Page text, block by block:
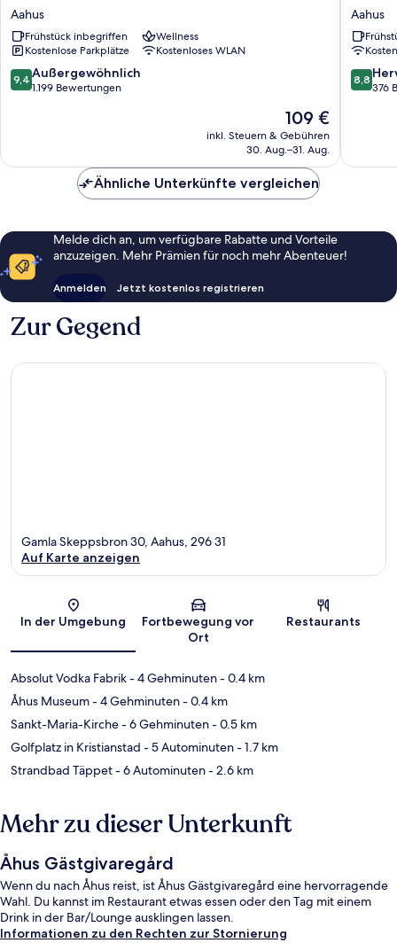
Seaside
Aahus
Aahus
Frühstück inbegriffen
Wellness
Kostenlose Parkplätze
Kostenloses WLAN
9.4
von
9,4 Außergewöhnlich
1.199 Bewertungen
Der
Preis
beträgt
109 €
inkl. Steuern & Gebühren
30. Aug.–31. Aug.
Briggen
i
Åhus
Aahus
Aahus
8.8
von
8,8
376
Ähnliche Unterkünfte vergleichen
Melde dich an, um verfügbare Rabatte und Vorteile
anzuzeigen. Mehr Prämien für noch mehr Abenteuer!
Anmelden Jetzt kostenlos registrieren
Zur Gegend
Karte
Gamla Skeppsbron 30, Aahus, 296 31
Auf Karte anzeigen
In der Umgebung
Fortbewegung vor
Ort
Restaurants
Absolut Vodka Fabrik- 4 Gehminuten- 0.4 km
Åhus Museum- 4 Gehminuten- 0.4 km
Sankt-Maria-Kirche- 6 Gehminuten- 0.5 km
Golfplatz in Kristianstad - 5 Autominuten- 1.7 km
Strandbad Täppet- 6 Autominuten- 2.6 km
Mehr zu dieser Unterkunft
Åhus Gästgivaregård
Wenn du nach Åhus reist, ist Åhus Gästgivaregård eine hervorragende
Wahl. Du kannst im Restaurant etwas essen oder den Tag mit einem
Drink in der Bar/Lounge ausklingen lassen.
Informationen zu den Rechten zur Stornierung